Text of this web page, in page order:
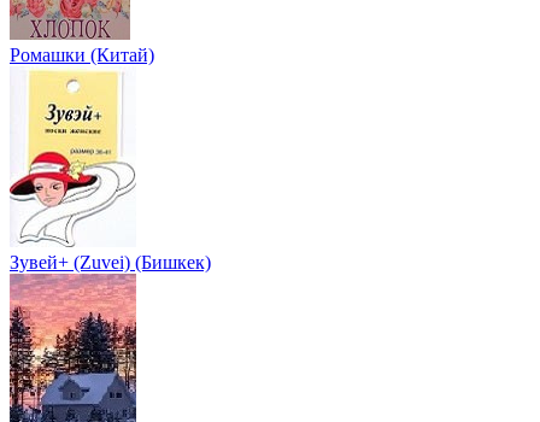
Ромашки (Китай)
Зувей+ (Zuvei) (Бишкек)